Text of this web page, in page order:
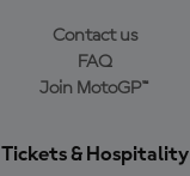
Contact us
FAQ
Join MotoGP™
Tickets & Hospitality